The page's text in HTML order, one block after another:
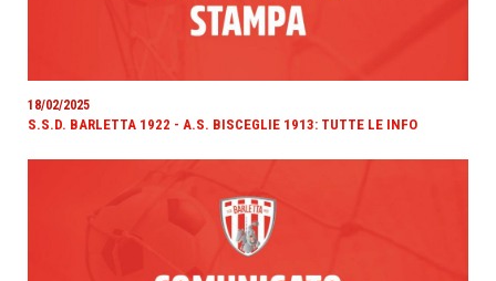
18/02/2025
S.S.D. BARLETTA 1922 - A.S. BISCEGLIE 1913: TUTTE LE INFO